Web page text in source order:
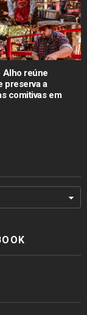
Alho reúne
preserva a
comitivas em